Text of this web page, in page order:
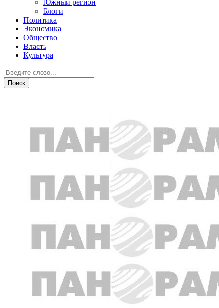
Южный регион
Блоги
Политика
Экономика
Общество
Власть
Культура